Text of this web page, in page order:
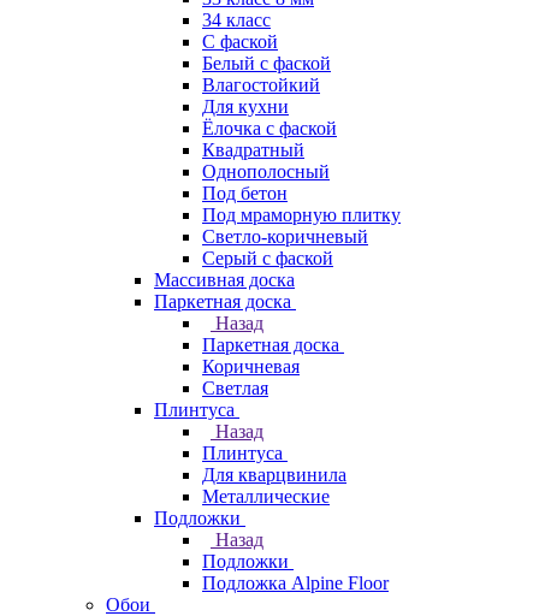
34 класс
C фаской
Белый с фаской
Влагостойкий
Для кухни
Ёлочка с фаской
Квадратный
Однополосный
Под бетон
Под мраморную плитку
Светло-коричневый
Серый с фаской
Массивная доска
Паркетная доска
Назад
Паркетная доска
Коричневая
Светлая
Плинтуса
Назад
Плинтуса
Для кварцвинила
Металлические
Подложки
Назад
Подложки
Подложка Alpine Floor
Обои